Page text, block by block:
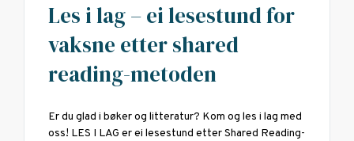
Les i lag – ei lesestund for
vaksne etter shared
reading-metoden
Er du glad i bøker og litteratur? Kom og les i lag med
oss! LES I LAG er ei lesestund etter Shared Reading-